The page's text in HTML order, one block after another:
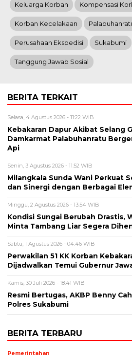
Keluarga Korban Kompensasi
Korban Kecelakaan
Perusahaan Ekspedisi Sukabumi
Tanggung Jawab Sosial
BERITA TERKAIT
Selasa, 4 Agustus 2026 - 11:22 WIB
Kebakaran Dapur Akibat Selang
Damkarmat Palabuhanratu
Api
Senin, 3 Agustus 2026 - 11:52 WIB
Milangkala Sunda Wani Perkuat
dan Sinergi dengan Berbagai
Minggu, 2 Agustus 2026 - 13:54 WIB
Kondisi Sungai Berubah Drastis,
Minta Tambang Liar Segera
Sabtu, 1 Agustus 2026 - 04:46 WIB
Perwakilan 51 KK Korban
Dijadwalkan Temui Gubernur
Kamis, 30 Juli 2026 - 18:41 WIB
Resmi Bertugas, AKBP Benny
Polres Sukabumi
BERITA TERBARU
Pemerintahan